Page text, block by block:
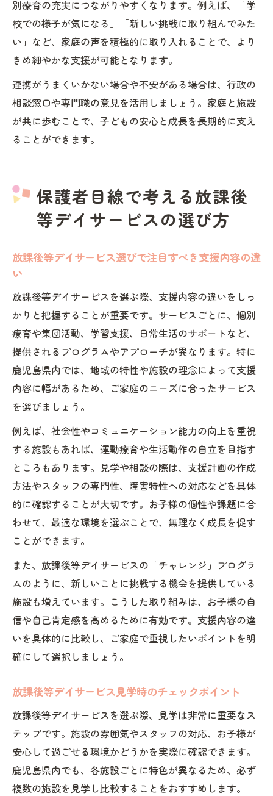
別療育の充実につながりやすくなります。例えば、「学
校での様子が気になる」「新しい挑戦に取り組んでみた
い」など、家庭の声を積極的に取り入れることで、より
きめ細やかな支援が可能となります。
連携がうまくいかない場合や不安がある場合は、行政の
相談窓口や専門職の意見を活用しましょう。家庭と施設
が共に歩むことで、子どもの安心と成長を長期的に支え
ることができます。
保護者目線で考える放課後
等デイサービスの選び方
放課後等デイサービス選びで注目すべき支援内容の違
い
放課後等デイサービスを選ぶ際、支援内容の違いをしっ
かりと把握することが重要です。サービスごとに、個別
療育や集団活動、学習支援、日常生活のサポートなど、
提供されるプログラムやアプローチが異なります。特に
鹿児島県内では、地域の特性や施設の理念によって支援
内容に幅があるため、ご家庭のニーズに合ったサービス
を選びましょう。
例えば、社会性やコミュニケーション能力の向上を重視
する施設もあれば、運動療育や生活動作の自立を目指す
ところもあります。見学や相談の際は、支援計画の作成
方法やスタッフの専門性、障害特性への対応などを具体
的に確認することが大切です。お子様の個性や課題に合
わせて、最適な環境を選ぶことで、無理なく成長を促す
ことができます。
また、放課後等デイサービスの「チャレンジ」プログラ
ムのように、新しいことに挑戦する機会を提供している
施設も増えています。こうした取り組みは、お子様の自
信や自己肯定感を高めるために有効です。支援内容の違
いを具体的に比較し、ご家庭で重視したいポイントを明
確にして選択しましょう。
放課後等デイサービス見学時のチェックポイント
放課後等デイサービスを選ぶ際、見学は非常に重要なス
テップです。施設の雰囲気やスタッフの対応、お子様が
安心して過ごせる環境かどうかを実際に確認できます。
鹿児島県内でも、各施設ごとに特色が異なるため、必ず
複数の施設を見学し比較することをおすすめします。